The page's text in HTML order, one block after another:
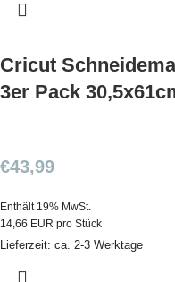
Cricut
3er Pack
€43,99
Enthält 19% MwSt.
14,66 EUR pro Stück
Lieferzeit: ca. 2-3 Werktage